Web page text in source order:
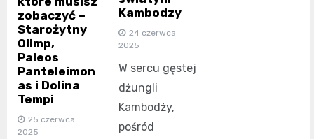
zobaczyć –
Starożytny
Olimp,
Paleos
Panteleimon
as i Dolina
Tempi
25 czerwca
2025
Kambodzy
24 czerwca
2025
W sercu gęstej
dżungli
Kambodży,
pośród